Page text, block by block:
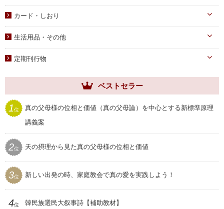
献金袋
旗・マーク
聖塩入れ
子女教育
アニメ
カード・しおり
クリアしおり
生活用品・その他
家庭用品
セール
プレゼント用品
定期刊行物
世界家庭
ムーンワールド
聖和
ベストセラー
1位
真の父母様の位相と価値（真の父母論）を中心とする新標準原理
講義案
2位 天の摂理から見た真の父母様の位相と価値
3位 新しい出発の時、家庭教会で真の愛を実践しよう！
4位 韓民族選民大叙事詩【補助教材】